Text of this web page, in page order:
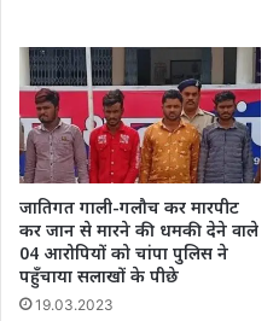
जातिगत गाली-गलौच कर मारपीट
कर जान से मारने की धमकी देने वाले
04 आरोपियों को चांपा पुलिस ने
पहुँचाया सलाखों के पीछे
19.03.2023